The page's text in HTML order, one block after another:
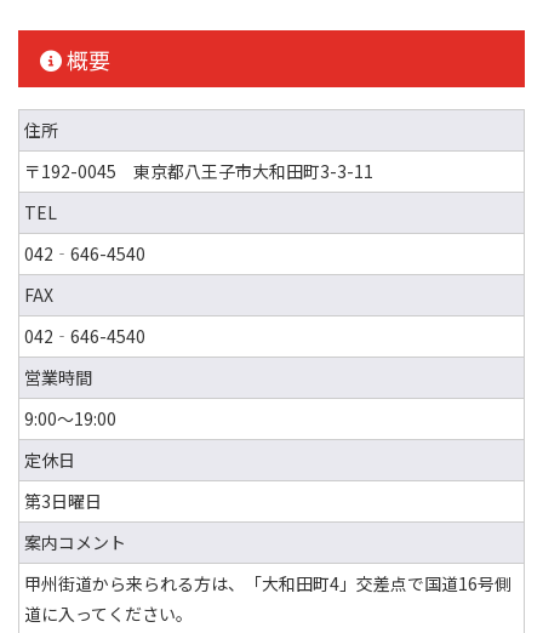
概要
住所
〒192-0045 東京都八王子市大和田町3-3-11
TEL
042‐646-4540
FAX
042‐646-4540
営業時間
9:00～19:00
定休日
第3日曜日
案内コメント
甲州街道から来られる方は、「大和田町4」交差点で国道16号側
道に入ってください。